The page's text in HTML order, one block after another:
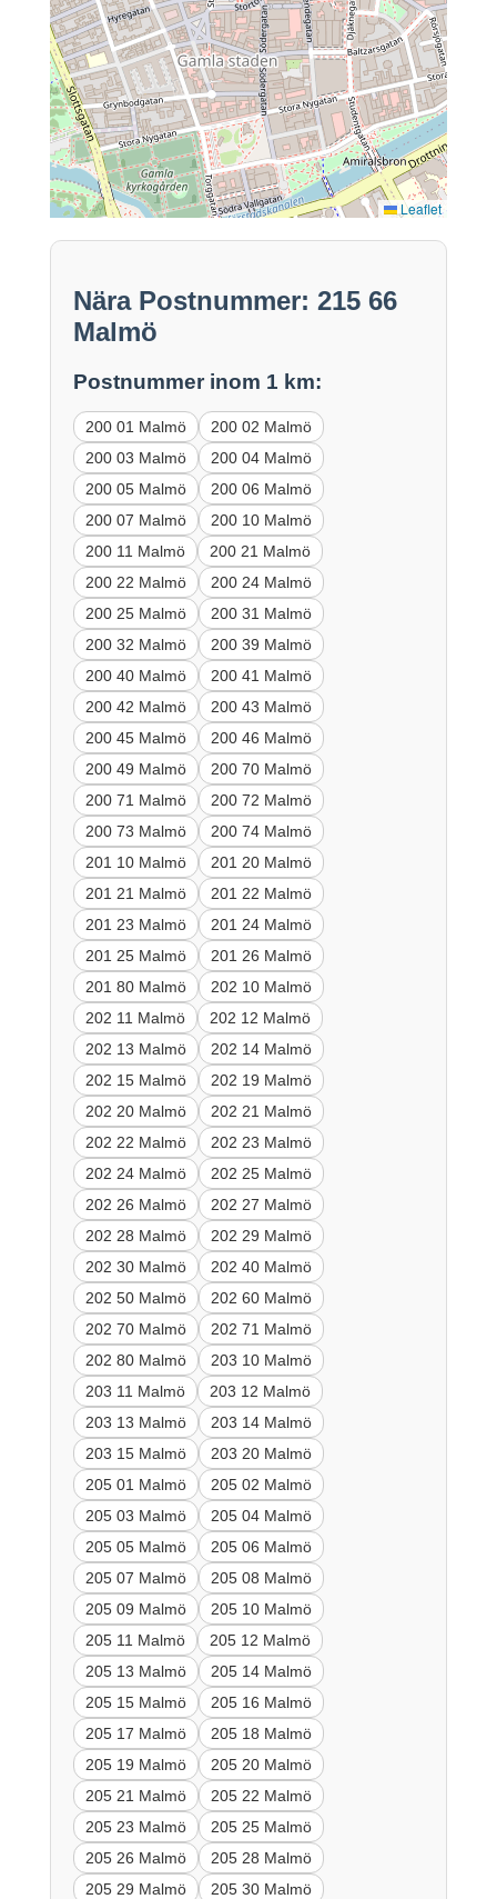
Leaflet
Nära Postnummer: 215 66
Malmö
Postnummer inom 1 km:
200 01 Malmö
200 02 Malmö
200 03 Malmö
200 04 Malmö
200 05 Malmö
200 06 Malmö
200 07 Malmö
200 10 Malmö
200 11 Malmö
200 21 Malmö
200 22 Malmö
200 24 Malmö
200 25 Malmö
200 31 Malmö
200 32 Malmö
200 39 Malmö
200 40 Malmö
200 41 Malmö
200 42 Malmö
200 43 Malmö
200 45 Malmö
200 46 Malmö
200 49 Malmö
200 70 Malmö
200 71 Malmö
200 72 Malmö
200 73 Malmö
200 74 Malmö
201 10 Malmö
201 20 Malmö
201 21 Malmö
201 22 Malmö
201 23 Malmö
201 24 Malmö
201 25 Malmö
201 26 Malmö
201 80 Malmö
202 10 Malmö
202 11 Malmö
202 12 Malmö
202 13 Malmö
202 14 Malmö
202 15 Malmö
202 19 Malmö
202 20 Malmö
202 21 Malmö
202 22 Malmö
202 23 Malmö
202 24 Malmö
202 25 Malmö
202 26 Malmö
202 27 Malmö
202 28 Malmö
202 29 Malmö
202 30 Malmö
202 40 Malmö
202 50 Malmö
202 60 Malmö
202 70 Malmö
202 71 Malmö
202 80 Malmö
203 10 Malmö
203 11 Malmö
203 12 Malmö
203 13 Malmö
203 14 Malmö
203 15 Malmö
203 20 Malmö
205 01 Malmö
205 02 Malmö
205 03 Malmö
205 04 Malmö
205 05 Malmö
205 06 Malmö
205 07 Malmö
205 08 Malmö
205 09 Malmö
205 10 Malmö
205 11 Malmö
205 12 Malmö
205 13 Malmö
205 14 Malmö
205 15 Malmö
205 16 Malmö
205 17 Malmö
205 18 Malmö
205 19 Malmö
205 20 Malmö
205 21 Malmö
205 22 Malmö
205 23 Malmö
205 25 Malmö
205 26 Malmö
205 28 Malmö
205 29 Malmö
205 30 Malmö